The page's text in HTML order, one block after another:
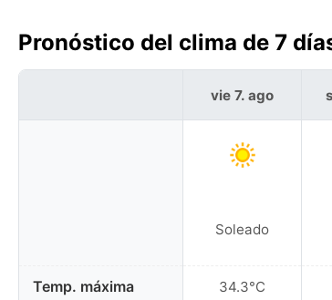
Pronóstico del clima de 7
Temp. máxima
vie 7. ago
Soleado
34.3°C